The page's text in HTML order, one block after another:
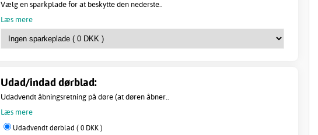
Vælg en sparkplade for at beskytte den nederste..
Læs mere
Udad/indad dørblad:
Udadvendt åbningsretning på døre (at døren åbner..
Læs mere
Udadvendt dørblad ( 0 DKK )